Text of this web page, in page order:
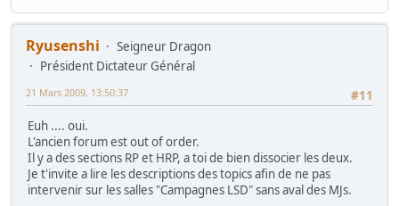
Ryusenshi
Seigneur Dragon
Président Dictateur Général
#11
21 Mars 2009, 13:50:37
Euh .... oui.
L'ancien forum est out of order.
Il y a des sections RP et HRP, a toi de bien dissocier les deux.
Je t'invite a lire les descriptions des topics afin de ne pas
intervenir sur les salles "Campagnes LSD" sans aval des MJs.